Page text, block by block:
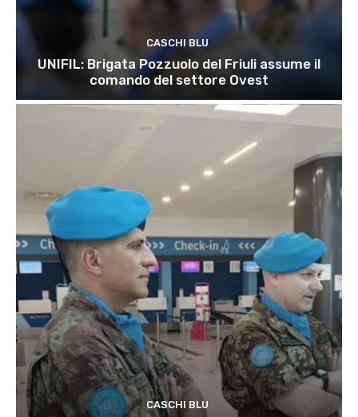
CASCHI BLU
UNIFIL: Brigata Pozzuolo del Friuli assume il
comando del settore Ovest
CASCHI BLU